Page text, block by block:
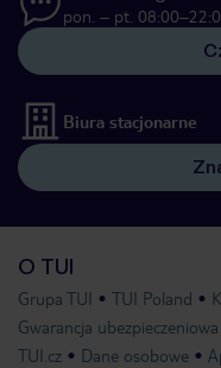
pon. – pt.
Biura stacjonarne
O TUI
Grupa TUI TUI Poland
Gwarancja ubezpieczeniowa
TUI.cz
Dane osobowe